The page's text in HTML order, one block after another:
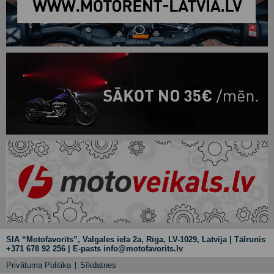
SIA “Motofavorīts”, Valgales iela 2a, Rīga, LV-1029, Latvija | Tālrunis
+371 678 92 256 | E-pasts info@motofavorits.lv
Privātuma Politika
Sīkdatnes